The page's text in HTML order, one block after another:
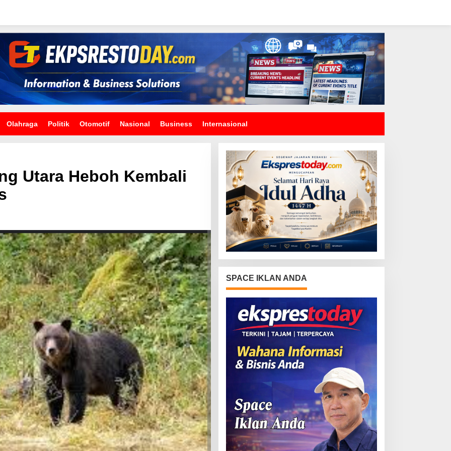
Olahraga Politik Otomotif Nasional Business Internasional
Utara Heboh Kembali
SPACE IKLAN ANDA